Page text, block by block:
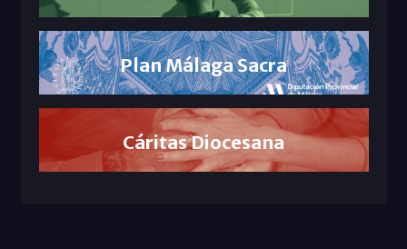
Plan Málaga Sacra
Cáritas Diocesana